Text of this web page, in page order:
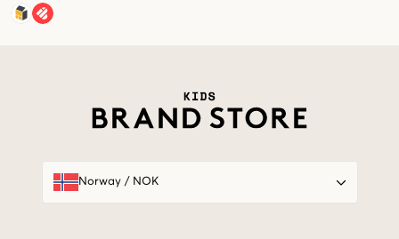
Norway/ NOK